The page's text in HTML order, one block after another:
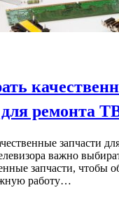
ремонта
запчасти
важно
запчасти, чтобы
работу…